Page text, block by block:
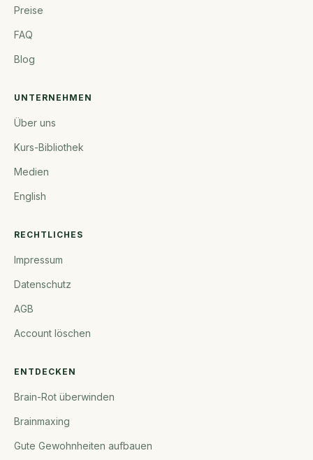
Preise
FAQ
Blog
UNTERNEHMEN
Über uns
Kurs-Bibliothek
Medien
English
RECHTLICHES
Impressum
Datenschutz
AGB
Account löschen
ENTDECKEN
Brain-Rot überwinden
Brainmaxing
Gute Gewohnheiten aufbauen